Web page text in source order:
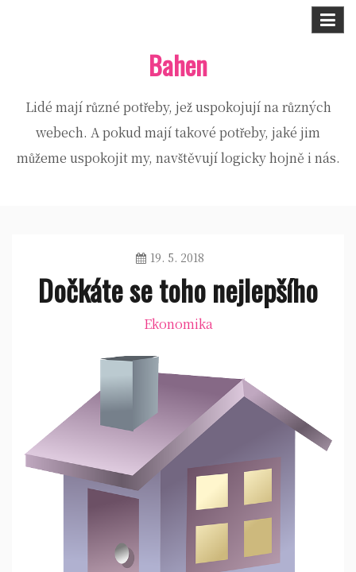
Bahen
Lidé mají různé potřeby, jež uspokojují na různých
webech. A pokud mají takové potřeby, jaké jim
můžeme uspokojit my, navštěvují logicky hojně i nás.
19. 5. 2018
Dočkáte se toho nejlepšího
Ekonomika